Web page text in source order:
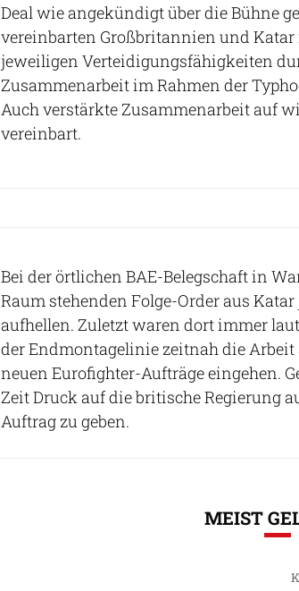
Deal wie angekündigt über die Bühne
vereinbarten Großbritannien und
jeweiligen Verteidigungsfähigkeiten
Zusammenarbeit im Rahmen der
Auch verstärkte Zusammenarbeit auf
vereinbart.
Bei der örtlichen BAE-Belegschaft in
Raum stehenden Folge-Order aus
aufhellen. Zuletzt waren dort immer
der Endmontagelinie zeitnah die
neuen Eurofighter-Aufträge eingehen.
Zeit Druck auf die britische Regierung
Auftrag zu geben.
MEIST